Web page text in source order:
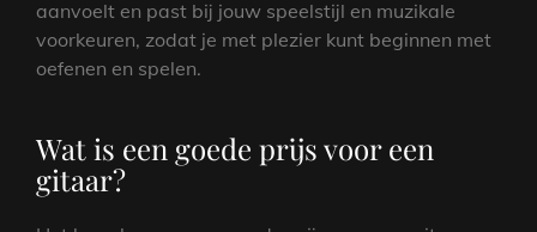
aanvoelt en past bij jouw speelstijl en muzikale
voorkeuren, zodat je met plezier kunt beginnen met
oefenen en spelen.
Wat is een goede prijs voor een
gitaar?